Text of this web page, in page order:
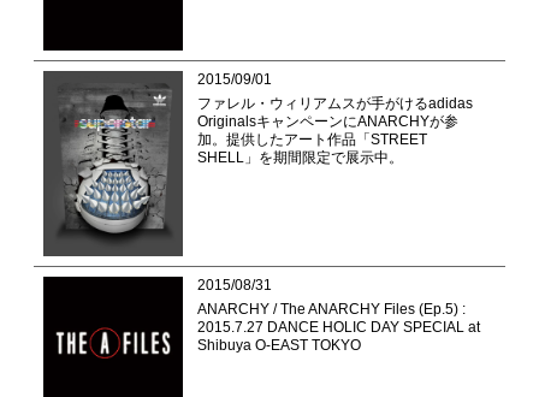
2015/09/01
ファレル・ウィリアムスが手がけるadidas
OriginalsキャンペーンにANARCHYが参
加。提供したアート作品「STREET
SHELL」を期間限定で展示中。
2015/08/31
ANARCHY / The ANARCHY Files (Ep.5) :
2015.7.27 DANCE HOLIC DAY SPECIAL at
Shibuya O-EAST TOKYO